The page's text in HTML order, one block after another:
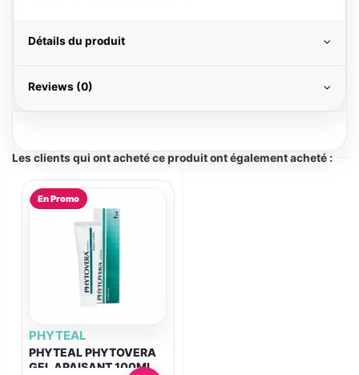
Détails du produit
Reviews (0)
Les clients qui ont acheté ce produit ont également acheté :
En Promo
PHYTEAL
PHYTEAL PHYTOVERA
GEL APAISANT 100ML